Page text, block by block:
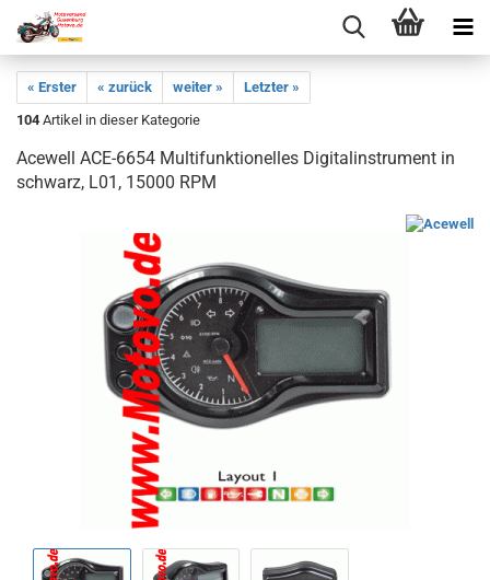
« Erster « zurück weiter »
Letzter »
104 Artikel in dieser Kategorie
Acewell ACE-6654 Multifunktionelles Digitalinstrument in
schwarz, L01, 15000 RPM